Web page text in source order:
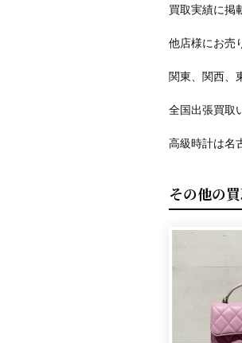
買取実績に掲
他店様にお売
関東、関西、
全国出張買取
高級時計は名
その他の